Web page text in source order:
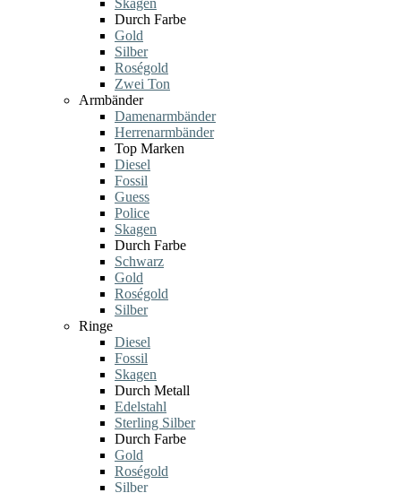
Skagen
Durch Farbe
Gold
Silber
Roségold
Zwei Ton
Armbänder
Damenarmbänder
Herrenarmbänder
Top Marken
Diesel
Fossil
Guess
Police
Skagen
Durch Farbe
Schwarz
Gold
Roségold
Silber
Ringe
Diesel
Fossil
Skagen
Durch Metall
Edelstahl
Sterling Silber
Durch Farbe
Gold
Roségold
Silber